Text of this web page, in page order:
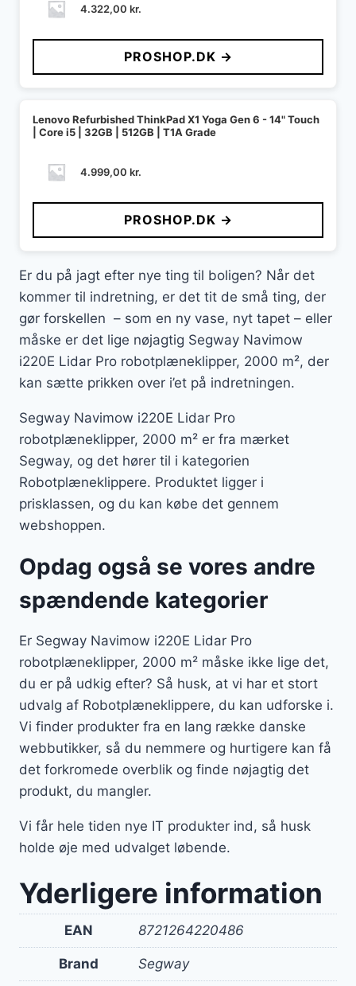
4.322,00 kr.
PROSHOP.DK →
Lenovo Refurbished ThinkPad X1 Yoga Gen 6 - 14" Touch
| Core i5 | 32GB | 512GB | T1A Grade
4.999,00 kr.
PROSHOP.DK →
Er du på jagt efter nye ting til boligen? Når det
kommer til indretning, er det tit de små ting, der
gør forskellen – som en ny vase, nyt tapet – eller
måske er det lige nøjagtig Segway Navimow
i220E Lidar Pro robotplæneklipper, 2000 m², der
kan sætte prikken over i’et på indretningen.
Segway Navimow i220E Lidar Pro
robotplæneklipper, 2000 m² er fra mærket
Segway, og det hører til i kategorien
Robotplæneklippere. Produktet ligger i
prisklassen, og du kan købe det gennem
webshoppen.
Opdag også se vores andre
spændende kategorier
Er Segway Navimow i220E Lidar Pro
robotplæneklipper, 2000 m² måske ikke lige det,
du er på udkig efter? Så husk, at vi har et stort
udvalg af Robotplæneklippere, du kan udforske i.
Vi finder produkter fra en lang række danske
webbutikker, så du nemmere og hurtigere kan få
det forkromede overblik og finde nøjagtig det
produkt, du mangler.
Vi får hele tiden nye IT produkter ind, så husk
holde øje med udvalget løbende.
Yderligere information
EAN 8721264220486
Brand Segway